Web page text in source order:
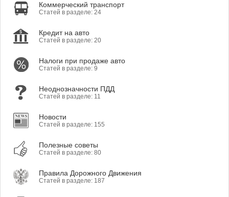
Коммерческий транспорт
Статей в разделе: 24
Кредит на авто
Статей в разделе: 20
Налоги при продаже авто
Статей в разделе: 9
Неоднозначности ПДД
Статей в разделе: 11
Новости
Статей в разделе: 155
Полезные советы
Статей в разделе: 80
Правила Дорожного Движения
Статей в разделе: 187